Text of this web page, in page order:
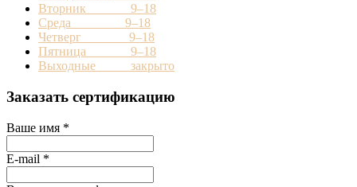
Вторник 9–18
Среда 9–18
Четверг 9–18
Пятница 9–18
Выходные закрыто
Заказать сертификацию
Ваше имя *
E-mail *